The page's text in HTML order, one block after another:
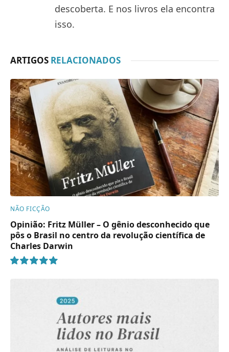
descoberta. E nos livros ela encontra
isso.
ARTIGOS RELACIONADOS
NÃO FICÇÃO
Opinião: Fritz Müller – O gênio desconhecido que
pôs o Brasil no centro da revolução científica de
Charles Darwin